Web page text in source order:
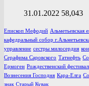
31.01.2022 58,043
Епископ Мефодий Альметьевская
кафедральный собор
управление сестры милосердия
Серафима Саровского Татнефть
Ермоген Рождественский
Вознесения Господня Кара-Елга
знак Старый Кувак